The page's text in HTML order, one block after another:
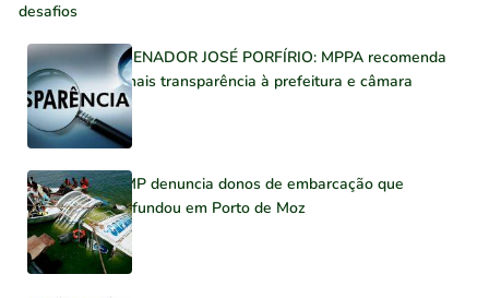
desafios
SENADOR JOSÉ PORFÍRIO: MPPA recomenda
mais transparência à prefeitura e câmara
MP denuncia donos de embarcação que
afundou em Porto de Moz